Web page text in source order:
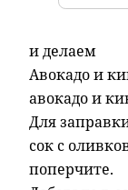
и делаем
Авокадо и
авокадо и
Для
сок с
поперчите.